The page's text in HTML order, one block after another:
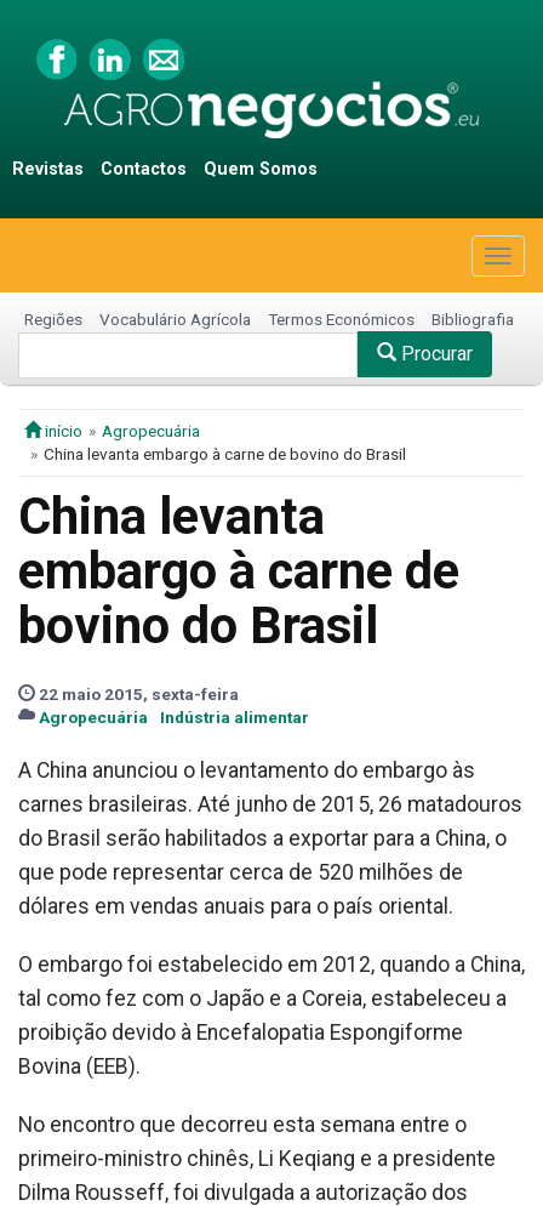
Revistas Contactos Quem Somos
Regiões Vocabulário Agrícola Termos Económicos Bibliografia
Procurar
início
Agropecuária
China levanta embargo à carne de bovino do Brasil
China levanta
embargo à carne de
bovino do Brasil
22 maio 2015, sexta-feira
Agropecuária
Indústria alimentar
A China anunciou o levantamento do embargo às
carnes brasileiras. Até junho de 2015, 26 matadouros
do Brasil serão habilitados a exportar para a China, o
que pode representar cerca de 520 milhões de
dólares em vendas anuais para o país oriental.
O embargo foi estabelecido em 2012, quando a China,
tal como fez com o Japão e a Coreia, estabeleceu a
proibição devido à Encefalopatia Espongiforme
Bovina (EEB).
No encontro que decorreu esta semana entre o
primeiro-ministro chinês, Li Keqiang e a presidente
Dilma Rousseff, foi divulgada a autorização dos